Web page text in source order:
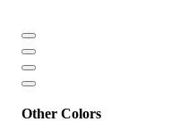
Other Colors